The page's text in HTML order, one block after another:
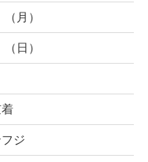
月）
日）
ジ